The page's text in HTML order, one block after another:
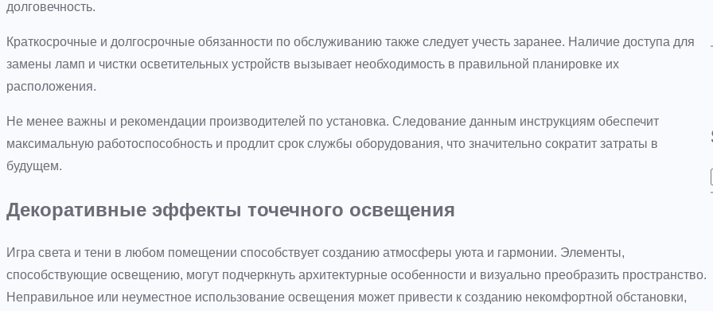
долговечность.
Краткосрочные и долгосрочные обязанности по обслуживанию также следует учесть заранее. Наличие доступа для
замены ламп и чистки осветительных устройств вызывает необходимость в правильной планировке их
расположения.
Не менее важны и рекомендации производителей по установка. Следование данным инструкциям обеспечит
максимальную работоспособность и продлит срок службы оборудования, что значительно сократит затраты в
будущем.
Декоративные эффекты точечного освещения
Игра света и тени в любом помещении способствует созданию атмосферы уюта и гармонии. Элементы,
способствующие освещению, могут подчеркнуть архитектурные особенности и визуально преобразить пространство.
Неправильное или неуместное использование освещения может привести к созданию некомфортной обстановки,